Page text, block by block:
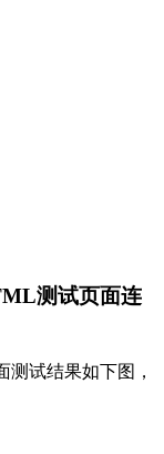
测试页面连
试结果如下图，